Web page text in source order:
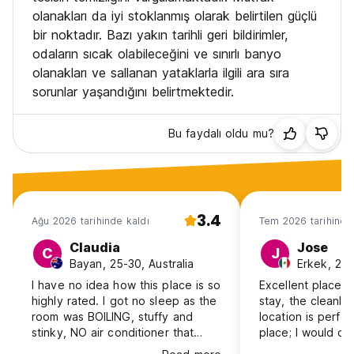
olanakları da iyi stoklanmış olarak belirtilen güçlü
bir noktadır. Bazı yakın tarihli geri bildirimler,
odaların sıcak olabileceğini ve sınırlı banyo
olanakları ve sallanan yataklarla ilgili ara sıra
sorunlar yaşandığını belirtmektedir.
Bu faydalı oldu mu?
Ağu 2026 tarihinde kaldı 3.4
C Claudia
Bayan, 25-30, Australia
I have no idea how this place is so
highly rated. I got no sleep as the
room was BOILING, stuffy and
stinky, NO air conditioner that
works, although it was advertised
Tem 2026 tarihinde
J Jose
Erkek,
Excellent place
stay, the
location is
place; I would